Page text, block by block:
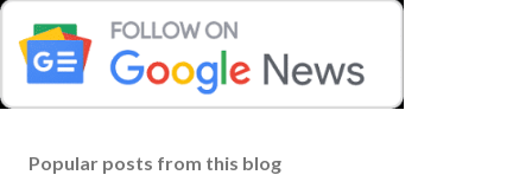
Popular posts from this blog